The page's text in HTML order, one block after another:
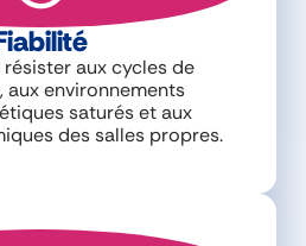
aux cycles de
aux environnements
saturés et aux
des salles propres.